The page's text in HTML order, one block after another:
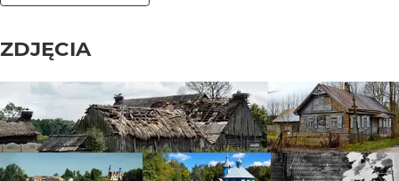
ZDJĘCIA